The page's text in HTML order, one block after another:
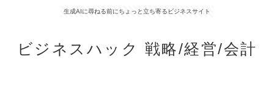
生成AIに尋ねる前にちょっと立ち寄るビジネスサイト
ビジネスハック 戦略/経営/会計